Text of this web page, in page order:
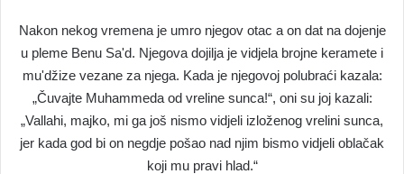
Nakon nekog vremena je umro njegov otac a on dat na dojenje
u pleme Benu Sa'd. Njegova dojilja je vidjela brojne keramete i
mu'džize vezane za njega. Kada je njegovoj polubraći kazala:
„Čuvajte Muhammeda od vreline sunca!“, oni su joj kazali:
„Vallahi, majko, mi ga još nismo vidjeli izloženog vrelini sunca,
jer kada god bi on negdje pošao nad njim bismo vidjeli oblačak
koji mu pravi hlad.“